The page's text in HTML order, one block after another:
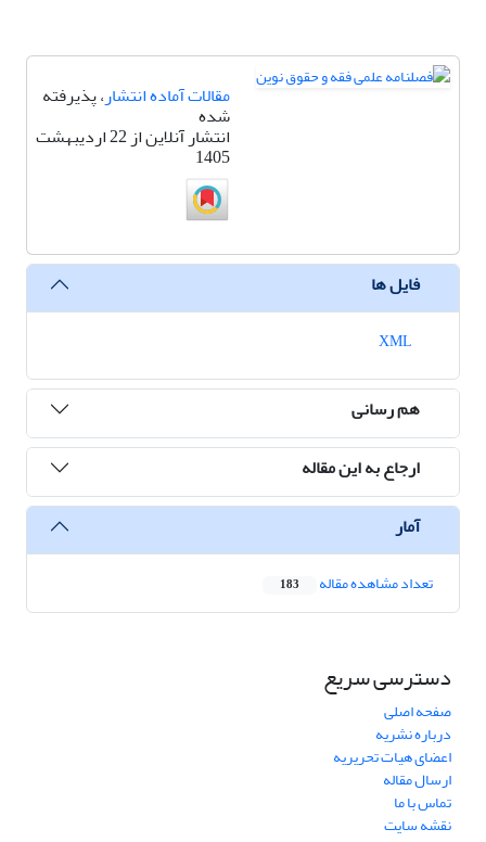
مقالات آماده انتشار، پذیرفته
شده
انتشار آنلاین از 22 اردیبهشت
1405
فایل ها
هم رسانی
ارجاع به این مقاله
آمار
تعداد مشاهده مقاله 183
دسترسی سریع
صفحه اصلی
درباره نشریه
اعضای هیات تحریریه
ارسال مقاله
تماس با ما
نقشه سایت